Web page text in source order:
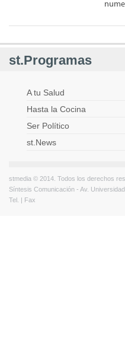
st.Programas
A tu Salud
Hasta la Cocina
Ser Político
st.News
stmedia © 2014. Todos los derechos
Síntesis Comunicación - Av.
Tel. | Fax